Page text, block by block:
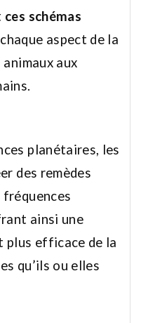
ces schémas
aspect de la
aux
planétaires, les
des remèdes
fréquences
ainsi une
plus efficace de la
qu’ils ou elles